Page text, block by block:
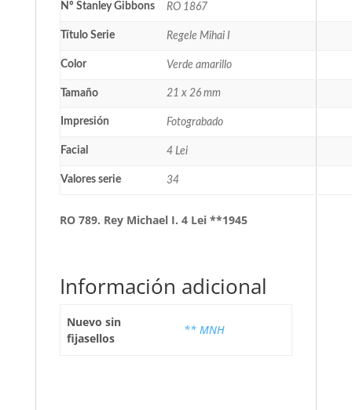
Nº Stanley Gibbons RO 1867
Título Serie Regele Mihai I
Color Verde amarillo
Tamaño 21 x 26 mm
Impresión Fotograbado
Facial 4 Lei
Valores serie 34
RO 789. Rey Michael I. 4 Lei **1945
Información adicional
Nuevo sin
fijasellos
** MNH